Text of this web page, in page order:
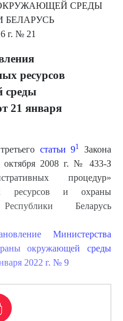
СРЕДЫ
БЕЛАРУСЬ
г. № 21
ресурсов
среды
21 января
статьи 91
Закона
октября 2008 г. № 433-З
процедур»
ресурсов и охраны
Беларусь
Министерства
окружающей среды
2022 г. № 9